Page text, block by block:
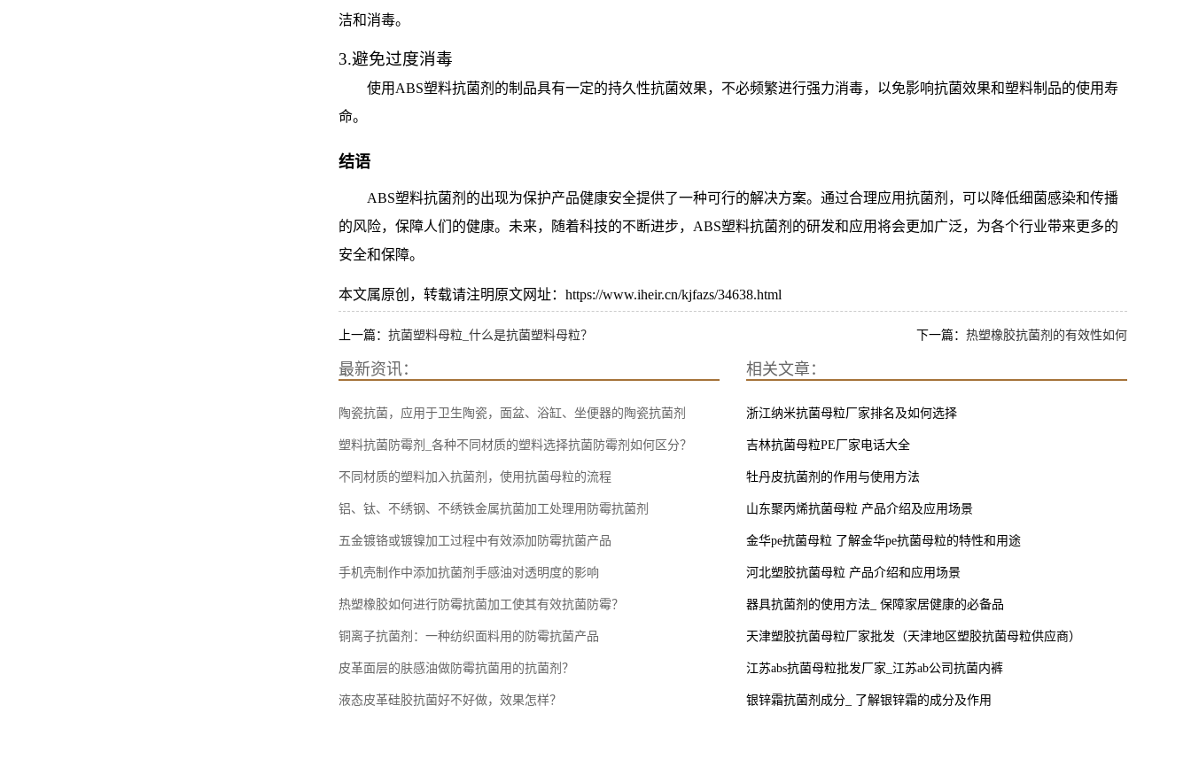
洁和消毒。
3.避免过度消毒
使用ABS塑料抗菌剂的制品具有一定的持久性抗菌效果，不必频繁进行强力消毒，以免影响抗菌效果和塑料制品的使用寿
命。
结语
ABS塑料抗菌剂的出现为保护产品健康安全提供了一种可行的解决方案。通过合理应用抗菌剂，可以降低细菌感染和传播
的风险，保障人们的健康。未来，随着科技的不断进步，ABS塑料抗菌剂的研发和应用将会更加广泛，为各个行业带来更多的
安全和保障。
本文属原创，转载请注明原文网址：https://www.iheir.cn/kjfazs/34638.html
上一篇： 抗菌塑料母粒_什么是抗菌塑料母粒？ 下一篇： 热塑橡胶抗菌剂的有效性如何
最新资讯：
陶瓷抗菌，应用于卫生陶瓷，面盆、浴缸、坐便器的陶瓷抗菌剂
塑料抗菌防霉剂_各种不同材质的塑料选择抗菌防霉剂如何区分？
不同材质的塑料加入抗菌剂，使用抗菌母粒的流程‌
铝、钛、不绣钢、不绣铁金属抗菌加工处理用防霉抗菌剂
五金镀铬或镀镍加工过程中有效添加防霉抗菌产品
手机壳制作中添加抗菌剂手感油对透明度的影响
热塑橡胶如何进行防霉抗菌加工使其有效抗菌防霉？
铜离子抗菌剂：一种纺织面料用的防霉抗菌产品
皮革面层的肤感油做防霉抗菌用的抗菌剂？
液态皮革硅胶抗菌好不好做，效果怎样？
相关文章：
浙江纳米抗菌母粒厂家排名及如何选择
吉林抗菌母粒PE厂家电话大全
牡丹皮抗菌剂的作用与使用方法
山东聚丙烯抗菌母粒 产品介绍及应用场景
金华pe抗菌母粒 了解金华pe抗菌母粒的特性和用途
河北塑胶抗菌母粒 产品介绍和应用场景
器具抗菌剂的使用方法_ 保障家居健康的必备品
天津塑胶抗菌母粒厂家批发（天津地区塑胶抗菌母粒供应商）
江苏abs抗菌母粒批发厂家_江苏ab公司抗菌内裤
银锌霜抗菌剂成分_ 了解银锌霜的成分及作用